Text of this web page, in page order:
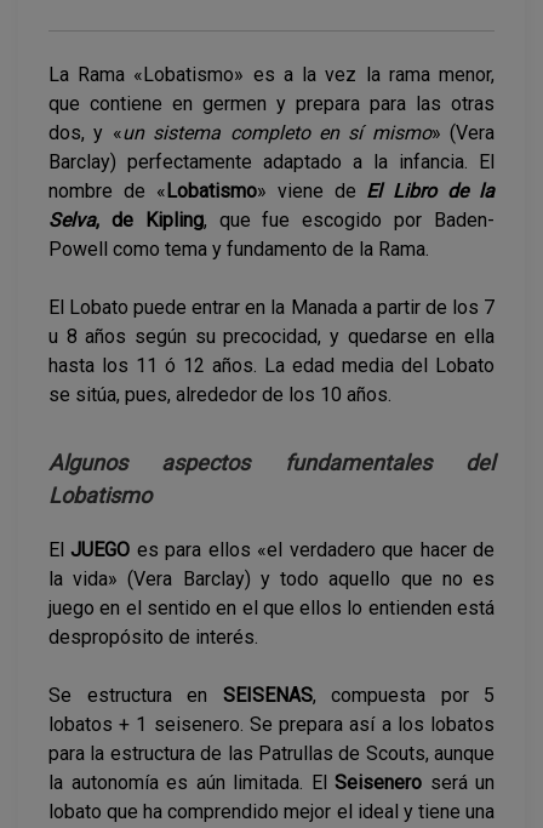
La Rama «Lobatismo» es a la vez la rama menor,
que contiene en germen y prepara para las otras
dos, y «un sistema completo en sí mismo» (Vera
Barclay) perfectamente adaptado a la infancia. El
nombre de « Lobatismo» viene de El Libro de la
Selva, de Kipling, que fue escogido por Baden-
Powell como tema y fundamento de la Rama.
El Lobato puede entrar en la Manada a partir de los 7
u 8 años según su precocidad, y quedarse en ella
hasta los 11 ó 12 años. La edad media del Lobato
se sitúa, pues, alrededor de los 10 años.
Algunos aspectos fundamentales del
Lobatismo
ElJUEGO es para ellos «el verdadero que hacer de
la vida» (Vera Barclay) y todo aquello que no es
juego en el sentido en el que ellos lo entienden está
despropósito de interés.
Se estructura en SEISENAS, compuesta por 5
lobatos + 1 seisenero. Se prepara así a los lobatos
para la estructura de las Patrullas de Scouts, aunque
la autonomía es aún limitada. El Seisenero será un
lobato que ha comprendido mejor el ideal y tiene una